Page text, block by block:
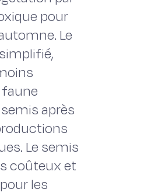
pour
Le
après
Le semis
coûteux et
les